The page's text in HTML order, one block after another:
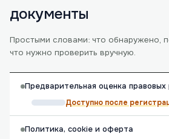
документы
Простыми словами: что обнаружено,
что нужно проверить вручную.
Предварительная оценка правовых
Доступно после
Политика, cookie и оферта